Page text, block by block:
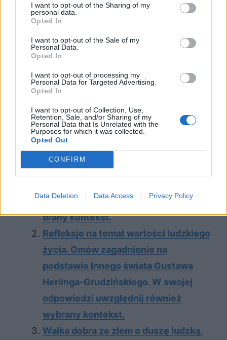
I want to opt-out of the Sharing of my
personal data.
Opted In
I want to opt-out of the Sale of my
Personal Data.
Opted In
I want to opt-out of processing my
Personal Data for Targeted Advertising.
Opted In
I want to opt-out of Collection, Use,
Retention, Sale, and/or Sharing of my
Personal Data that Is Unrelated with the
Purposes for which it was collected.
Opted Out
CONFIRM
Data Deletion Data Access Privacy Policy
pochodzi od siły wyższej. Wspólnym
mianownikiem jest tu jednak określenie
„komedia”, sugerujące, że losy ludzkie to
jedynie krotochwila, coś niepoważnego i
lekceważące ich powagę.
Sprawdź także:
Woj­na i re­wo­lu­cja jako źró­dło skraj­
nych do­świad­czeń czło­wie­ka. Omów
za­gad­nie­nie na pod­sta­wie Przed­wio­
od­po­wie­dzi uwzględ­nij rów­nież wy­
bra­ny kon­tekst.
Refleksje na temat wartości ludzkiego
życia. Omów zagadnienie na
podstawie Innego świata Gustawa
Herlinga-Grudzińskiego. W swojej
odpowiedzi uwzględnij również
wybrany kontekst.
Walka dobra ze złem o duszę ludzką.